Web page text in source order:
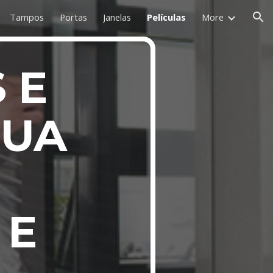
Tampos Portas Janelas Películas More
E